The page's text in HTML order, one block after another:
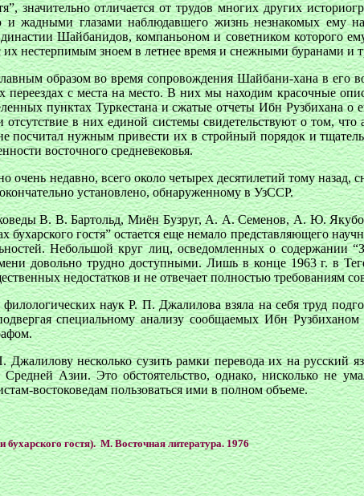
значительно отличается от трудов многих других
жадными глазами наблюдавшего жизнь незнакомых ему
Шайбанидов, компаньоном и советником которого ему
их нестерпимым зноем в летнее время и снежными буранами и
образом во время сопровождения Шайбани-хана в его
с места на место. В них мы находим красочные
пунктах Туркестана и сжатые отчеты Ибн Рузбихана о
в них единой системы свидетельствуют о том, что
нужным привести их в стройный порядок и
восточного средневековья.
очень недавно, всего около четырех десятилетий тому назад,
установлено, обнаруженному в УзССР.
В. В. Бартольд, Миён Бузруг, А. А. Семенов, А. Ю.
гостя” остается еще немало представляющего
Небольшой круг лиц, осведомленных о содержании
довольно трудно доступными. Лишь в конце 1963 г. в
недостатков и не отвечает полностью требованиям
наук Р. П. Джалилова взяла на себя труд
специальному анализу сообщаемых Ибн
несколько сузить рамки перевода их на русский
Азии. Это обстоятельство, однако, нисколько не
востоковедам пользоваться ими в полном объеме.
гостя). М. Восточная литература. 1976